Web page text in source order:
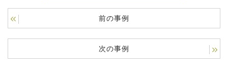
前の事例
次の事例